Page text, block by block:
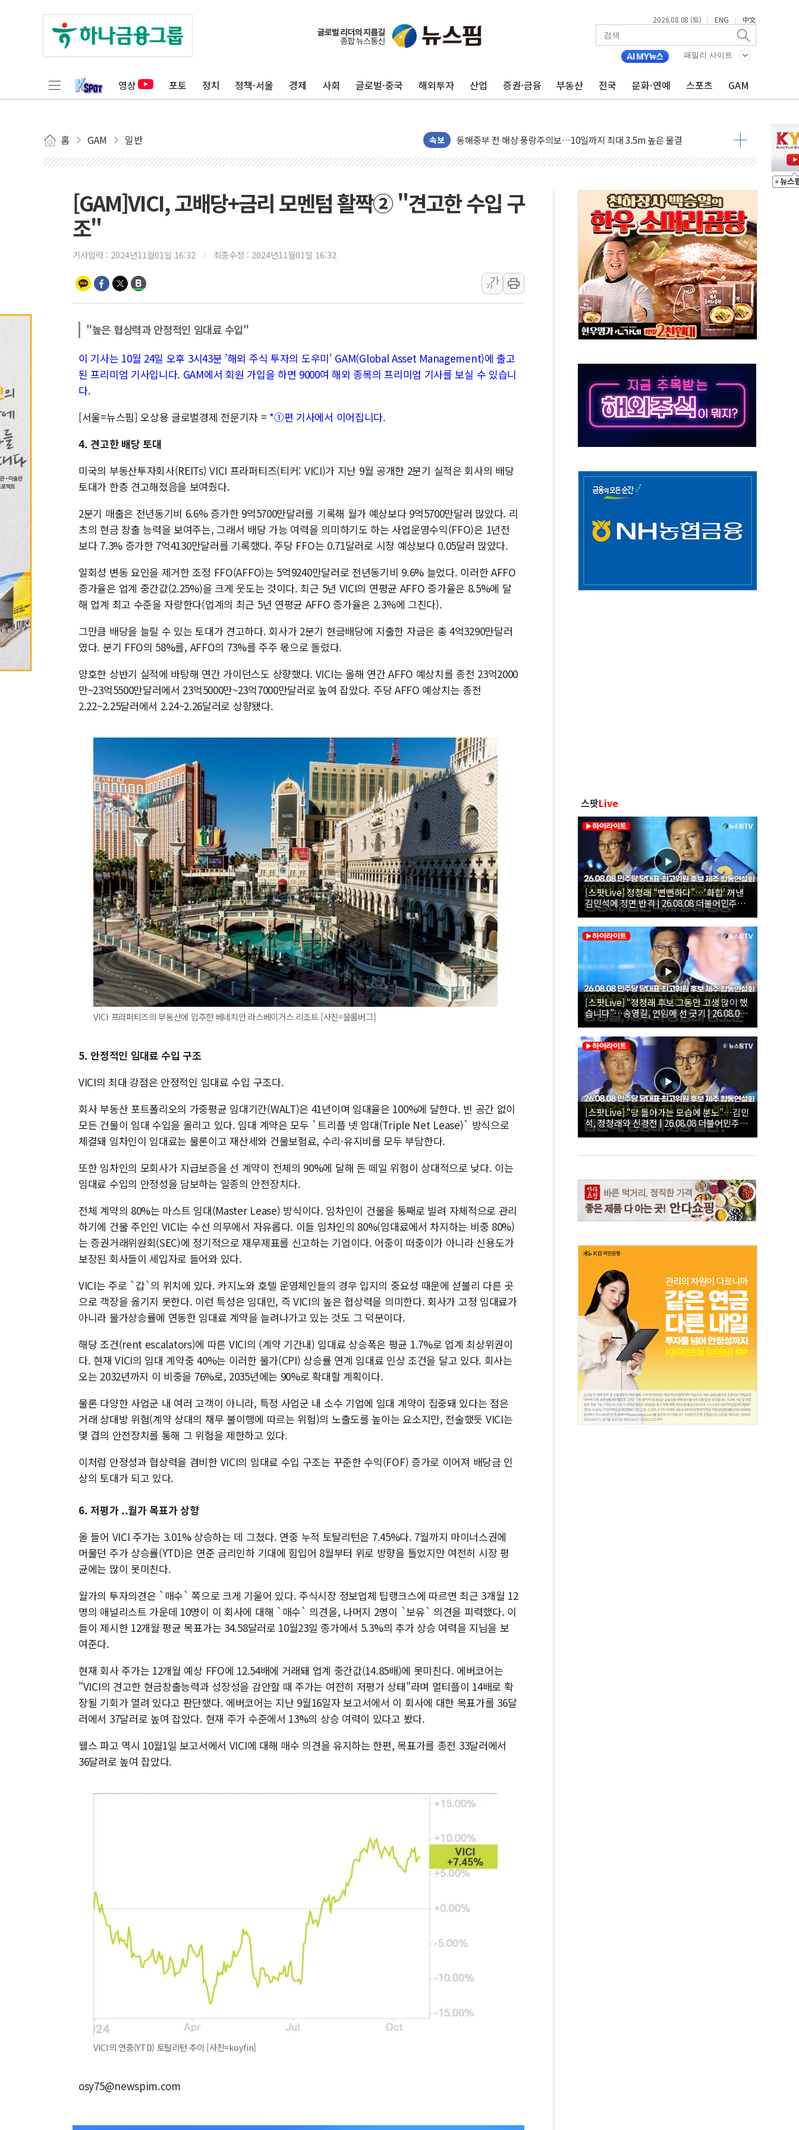
2026.08.08 (토) | ENG | 中文
패밀리 사이트
영상 포토 정치 정책·서울 경제 사회 글로벌·중국 해외투자 산업 증권·금융 부동산 전국 문화·연예 스포츠 GAM
홈 GAM 일반 속보
'화합' 꺼낸 김민석에 '뻔뻔' 받아친 정청래…제주 연설서 신경전 고조
李대통령, ISA 개편 재검토 지시…與 "적극 환영"·野 "졸속 국정"
연일 폭염에 온열질환 사망 23명…정부, 비상대응기구 가동
中 전방위 아파트 부양, 수도 베이징도 부동산 규제 철폐
동해시, 11~14일 '별똥별 멍' 운영…페르세우스 유성우 관측
강원 중·남부 동해안 시간당 50mm 이상 폭우…호우경보 발효
청양 밭에서 일하던 90대 숨져…온열질환 여부 조사
폭염에 車 운전면허 기능시험 오전 집중 편성…체감온도 38도 넘으면 중단
李대통령, 'ISA·주가누르기 방지법' 전면 재검토 지시
'호우 특보' 경북 울진 시간당 20~30mm 강한 비...가뭄 해소될 듯
주말 무더위·열대야 지속…내륙 곳곳 소나기
오세훈 "용산공원 주택 검토, 민주당 스스로 원칙 뒤집는 것"
충북 주말 무더위 지속…청주·진천 35도, 곳곳 소나기
10월 보완수사권 폐지·공소청 출범…피해자들 '범죄 사각지대' 우려
한상협, 업계 개인정보 보안 새판 짠다…'자율규제단체' 타진
민주당, 오늘 제주·인천 경선 발표...김민석 '재역전' vs 정청래 '격차 확대'
뉴욕증시, 고용 쇼크에 금리 인상 우려 후퇴…S&P500 최고치
트럼프, 쿡 연준 이사 해임 재추진…"26일까지 의혹 소명" 요구
[GAM]VICI, 고배당+금리 모멘텀 활짝② "견고한 수입 구
조"
기사입력 : 2024년11월01일 16:32 최종수정 : 2024년11월01일 16:32
가
가
"높은 협상력과 안정적인 임대료 수입"
이 기사는 10월 24일 오후 3시43분 '해외 주식 투자의 도우미' GAM(Global Asset Management)에 출고
된 프리미엄 기사입니다. GAM에서 회원 가입을 하면 9000여 해외 종목의 프리미엄 기사를 보실 수 있습니
다.
[서울=뉴스핌] 오상용 글로벌경제 전문기자 = *①편 기사에서 이어집니다.
4. 견고한 배당 토대
미국의 부동산투자회사(REITs) VICI 프라퍼티즈(티커: VICI)가 지난 9월 공개한 2분기 실적은 회사의 배당
토대가 한층 견고해졌음을 보여줬다.
2분기 매출은 전년동기비 6.6% 증가한 9억5700만달러를 기록해 월가 예상보다 9억5700만달러 많았다. 리
츠의 현금 창출 능력을 보여주는, 그래서 배당 가능 여력을 의미하기도 하는 사업운영수익(FFO)은 1년전
보다 7.3% 증가한 7억4130만달러를 기록했다. 주당 FFO는 0.71달러로 시장 예상보다 0.05달러 많았다.
일회성 변동 요인을 제거한 조정 FFO(AFFO)는 5억9240만달러로 전년동기비 9.6% 늘었다. 이러한 AFFO
증가율은 업계 중간값(2.25%)을 크게 웃도는 것이다. 최근 5년 VICI의 연평균 AFFO 증가율은 8.5%에 달
해 업계 최고 수준을 자랑한다(업계의 최근 5년 연평균 AFFO 증가율은 2.3%에 그친다).
그만큼 배당을 늘릴 수 있는 토대가 견고하다. 회사가 2분기 현금배당에 지출한 자금은 총 4억3290만달러
였다. 분기 FFO의 58%를, AFFO의 73%를 주주 몫으로 돌렸다.
양호한 상반기 실적에 바탕해 연간 가이던스도 상향했다. VICI는 올해 연간 AFFO 예상치를 종전 23억2000
만~23억5500만달러에서 23억5000만~23억7000만달러로 높여 잡았다. 주당 AFFO 예상치는 종전
2.22~2.25달러에서 2.24~2.26달러로 상향됐다.
VICI 프라퍼티즈의 부동산에 입주한 베네치안 라스베이거스 리조트 [사진=블룸버그]
5. 안정적인 임대료 수입 구조
VICI의 최대 강점은 안정적인 임대료 수입 구조다.
회사 부동산 포트폴리오의 가중평균 임대기간(WALT)은 41년이며 임대율은 100%에 달한다. 빈 공간 없이
모든 건물이 임대 수입을 올리고 있다. 임대 계약은 모두 `트리플 넷 임대(Triple Net Lease)` 방식으로
체결돼 임차인이 임대료는 물론이고 재산세와 건물보험료, 수리·유지비를 모두 부담한다.
또한 임차인의 모회사가 지급보증을 선 계약이 전체의 90%에 달해 돈 떼일 위험이 상대적으로 낮다. 이는
임대료 수입의 안정성을 담보하는 일종의 안전장치다.
전체 계약의 80%는 마스트 임대(Master Lease) 방식이다. 임차인이 건물을 통째로 빌려 자체적으로 관리
하기에 건물 주인인 VICI는 수선 의무에서 자유롭다. 이들 임차인의 80%(임대료에서 차지하는 비중 80%)
는 증권거래위원회(SEC)에 정기적으로 재무제표를 신고하는 기업이다. 어중이 떠중이가 아니라 신용도가
보장된 회사들이 세입자로 들어와 있다.
VICI는 주로 `갑`의 위치에 있다. 카지노와 호텔 운영체인들의 경우 입지의 중요성 때문에 섣불리 다른 곳
으로 객장을 옮기지 못한다. 이런 특성은 임대인, 즉 VICI의 높은 협상력을 의미한다. 회사가 고정 임대료가
아니라 물가상승률에 연동한 임대료 계약을 늘려나가고 있는 것도 그 덕분이다.
해당 조건(rent escalators)에 따른 VICI의 (계약 기간내) 임대료 상승폭은 평균 1.7%로 업계 최상위권이
다. 현재 VICI의 임대 계약중 40%는 이러한 물가(CPI) 상승률 연계 임대료 인상 조건을 달고 있다. 회사는
오는 2032년까지 이 비중을 76%로, 2035년에는 90%로 확대할 계획이다.
물론 다양한 사업군 내 여러 고객이 아니라, 특정 사업군 내 소수 기업에 임대 계약이 집중돼 있다는 점은
거래 상대방 위험(계약 상대의 채무 불이행에 따르는 위험)의 노출도를 높이는 요소지만, 전술했듯 VICI는
몇 겹의 안전장치를 통해 그 위험을 제한하고 있다.
이처럼 안정성과 협상력을 겸비한 VICI의 임대료 수입 구조는 꾸준한 수익(FOF) 증가로 이어져 배당금 인
상의 토대가 되고 있다.
6. 저평가 ..월가 목표가 상향
올 들어 VICI 주가는 3.01% 상승하는 데 그쳤다. 연중 누적 토탈리턴은 7.45%다. 7월까지 마이너스권에
머물던 주가 상승률(YTD)은 연준 금리인하 기대에 힘입어 8월부터 위로 방향을 틀었지만 여전히 시장 평
균에는 많이 못미친다.
월가의 투자의견은 `매수` 쪽으로 크게 기울어 있다. 주식시장 정보업체 팁랭크스에 따르면 최근 3개월 12
명의 애널리스트 가운데 10명이 이 회사에 대해 `매수` 의견을, 나머지 2명이 `보유` 의견을 피력했다. 이
들이 제시한 12개월 평균 목표가는 34.58달러로 10월23일 종가에서 5.3%의 추가 상승 여력을 지님을 보
여준다.
현재 회사 주가는 12개월 예상 FFO에 12.54배에 거래돼 업계 중간값(14.85배)에 못미친다. 에버코어는
"VICI의 견고한 현금창출능력과 성장성을 감안할 때 주가는 여전히 저평가 상태"라며 멀티플이 14배로 확
장될 기회가 열려 있다고 판단했다. 에버코어는 지난 9월16일자 보고서에서 이 회사에 대한 목표가를 36달
러에서 37달러로 높여 잡았다. 현재 주가 수준에서 13%의 상승 여력이 있다고 봤다.
웰스 파고 역시 10월1일 보고서에서 VICI에 대해 매수 의견을 유지하는 한편, 목표가를 종전 33달러에서
36달러로 높여 잡았다.
VICI의 연중(YTD) 토탈리턴 추이 [사진=koyfin]
osy75@newspim.com
스팟Live
[스팟Live] 정청래 “뻔뻔하다”…‘화합’ 꺼낸
김민석에 정면 반격 | 26.08.08 더불어민주당
당대표·최고위원 후보 제주 합동연설회
[스팟Live] “정청래 후보 그동안 고생 많이 했
습니다”…송영길, 연임에 선 긋기 | 26.08.08
더불어민주당 당대표·최고위원 후보 제주 합
동연설회
[스팟Live] “당 돌아가는 모습에 분노”…김민
석, 정청래와 신경전 | 26.08.08 더불어민주당
당대표·최고위원 후보 제주 합동연설회